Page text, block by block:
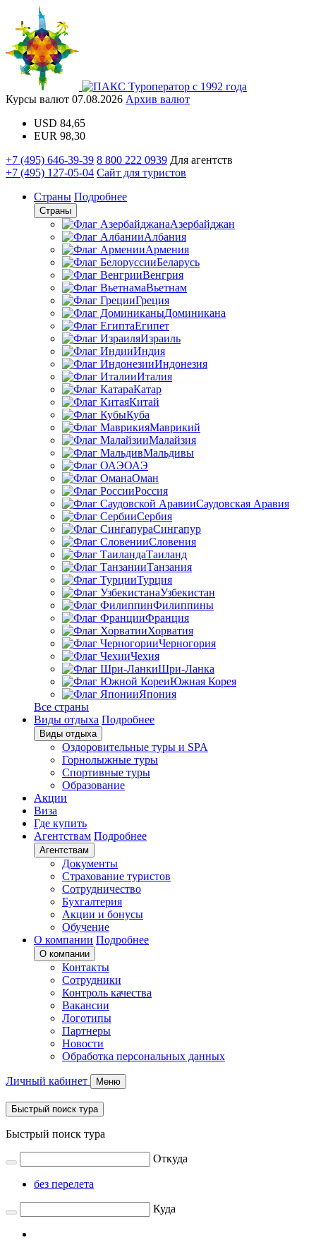
Туроператор с 1992 года
Курсы валют 07.08.2026 Архив валют
USD 84,65
EUR 98,30
+7 (495) 646-39-39 8 800 222 0939 Для агентств
+7 (495) 127-05-04 Сайт для туристов
Страны Подробнее
Страны
Азербайджан
Албания
Армения
Беларусь
Венгрия
Вьетнам
Греция
Доминикана
Египет
Израиль
Индия
Индонезия
Италия
Катар
Китай
Куба
Маврикий
Малайзия
Мальдивы
ОАЭ
Оман
Россия
Саудовская Аравия
Сербия
Сингапур
Словения
Таиланд
Танзания
Турция
Узбекистан
Филиппины
Франция
Хорватия
Черногория
Чехия
Шри-Ланка
Южная Корея
Япония
Все страны
Виды отдыха Подробнее
Виды отдыха
Оздоровительные туры и SPA
Горнолыжные туры
Спортивные туры
Образование
Акции
Виза
Где купить
Агентствам Подробнее
Агентствам
Документы
Страхование туристов
Сотрудничество
Бухгалтерия
Акции и бонусы
Обучение
О компании Подробнее
О компании
Контакты
Сотрудники
Контроль качества
Вакансии
Логотипы
Партнеры
Новости
Обработка персональных данных
Личный кабинет Меню
Быстрый поиск тура
Быстрый поиск тура
Откуда
без перелета
Куда